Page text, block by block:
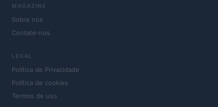
MAGAZINE
Sobre nós
Contate-nos
LEGAL
Política de Privacidade
Política de cookies
Termos de uso